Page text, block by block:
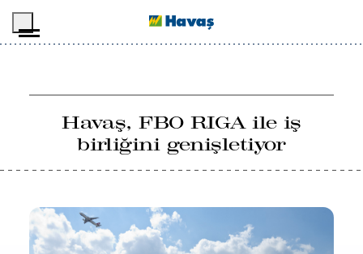
Havaş, FBO RIGA ile iş
birliğini genişletiyor